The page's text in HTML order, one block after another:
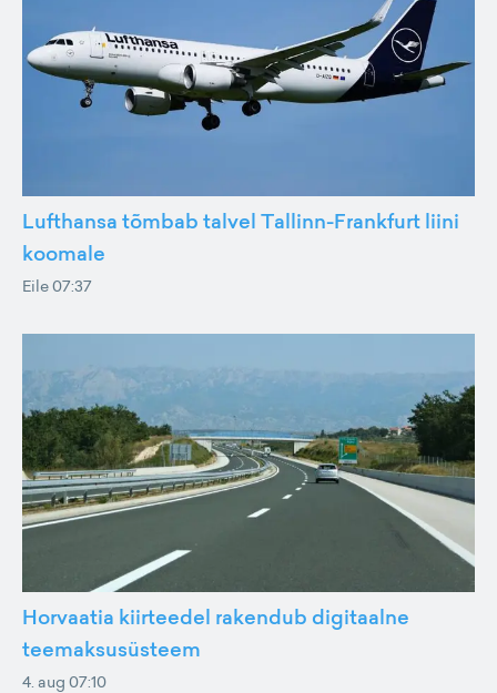
Lufthansa tõmbab talvel Tallinn-Frankfurt liini
koomale
Eile 07:37
Horvaatia kiirteedel rakendub digitaalne
teemaksusüsteem
4. aug 07:10